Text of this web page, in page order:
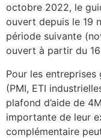
octobre 2022, le
ouvert depuis le 19
période suivante
ouvert à partir du
Pour les entreprises
(PMI, ETI
plafond d’aide de
importante de leur
complémentaire